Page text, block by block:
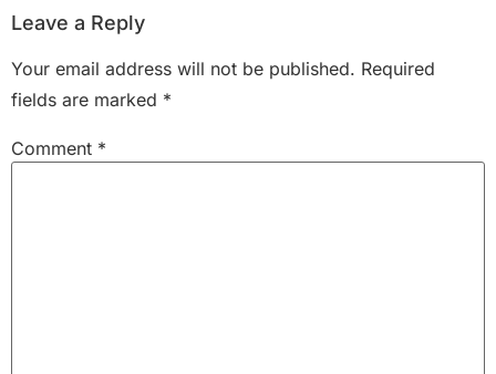
Leave a Reply
Your email address will not be published. Required
fields are marked *
Comment *